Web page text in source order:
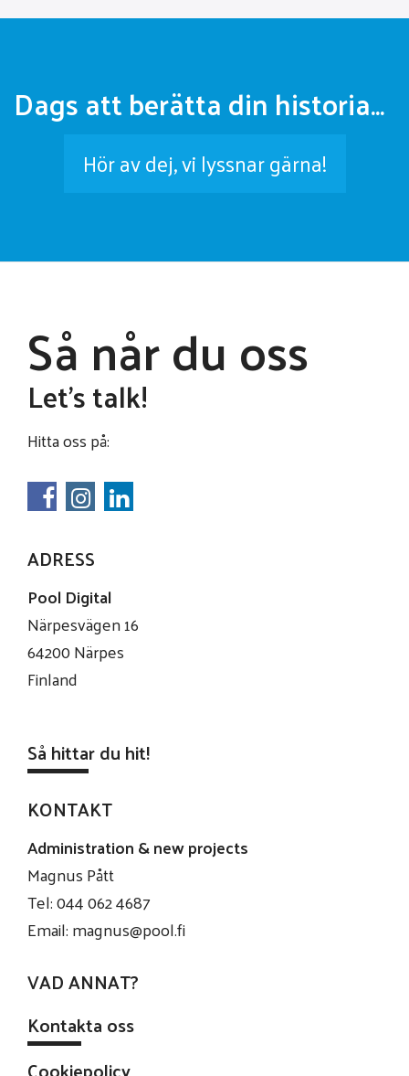
Dags att berätta din historia...
Hör av dej, vi lyssnar gärna!
Så når du oss
Let's talk!
Hitta oss på:
ADRESS
Pool Digital
Närpesvägen 16
64200 Närpes
Finland
Så hittar du hit!
KONTAKT
Administration & new projects
Magnus Pått
Tel: 044 062 4687
Email:magnus@pool.fi
VAD ANNAT?
Kontakta oss